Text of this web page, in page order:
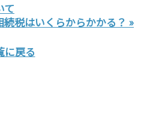
て
続税はいくらからかかる？ »
に戻る